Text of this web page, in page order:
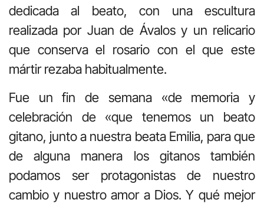
dedicada al beato, con una escultura
realizada por Juan de Ávalos y un relicario
que conserva el rosario con el que este
mártir rezaba habitualmente.
Fue un fin de semana «de memoria y
celebración de «que tenemos un beato
gitano, junto a nuestra beata Emilia, para que
de alguna manera los gitanos también
podamos ser protagonistas de nuestro
cambio y nuestro amor a Dios. Y qué mejor